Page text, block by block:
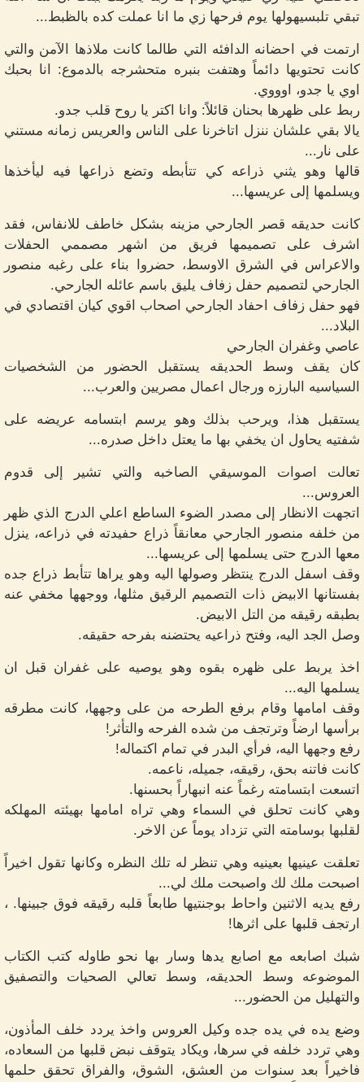
تبقي تلبسيهولها يوم فرحها زي ما انا عملت كده بالظبط...
ارتمت في احضانه الدافئه التي طالما كانت ملاذها الآمن والتي
كانت تحتويها دائماً وهتفت بنبره متحشرجه بالدموع: انا بحبك
اوي يا جدو، اوووي.
ربط على ظهرها بحنان قائلاً: وانا اكتر يا روح قلب جدو.
يالا بقي علشان ننزل اتاخرنا على الناس والعريس زمانه مستني
على نار...
قالها وهو يثني ذراعه كي تتأبطه وتضع ذراعها فيه ليأخذها
ويسلمها إلى عريسها...
كانت حديقه قصر الجارحي مزينه بشكل خاطف للانفاس، فقد
اشرف على تصميمها فريق من اشهر مصممي الحفلات
والاعراس في الشرق الاوسط، حضروا بناء على رغبه منصور
الجارحي لتصميم حفل زفاف يليق باسم عائله الجارحي.
فهو حفل زفاف احفاد الجارحي اصحاب اقوي كيان اقتصادي في
البلاد...
عاصي وغفران الجارحي
كان يقف وسط الحديقه يستقبل الحضور من الشخصيات
السياسيه البارزه ورجال اعمال مصريين والعرب...
يستقبل هذا، ويرحب بذلك وهو يرسم ابتسامه عريضه على
شفتيه يحاول ان يخفي بها ما يعتل داخل صدره...
تعالت اصوات الموسيقي الصاخبه والتي تشير إلى قدوم
العروس...
اتجهت الانظار إلى مصدر الضوء الساطع اعلي الدرج الذي ظهر
من خلفه منصور الجارحي معانقاً ذراع حفيدته في ذراعه، ينزل
معها الدرج حتى يسلمها إلى عريسها...
وقف اسفل الدرج ينتظر وصولها اليه وهو يراها تتأبط ذراع جده
بفستانها الابيض ذات التصميم الرقيق مثلها، ووجهها مخفي عنه
بطبقه رقيقه من التل الابيض.
وصل الجد اليه، وفتح ذراعيه يحتضنه بفرحه حقيقه.
اخذ يربط على ظهره بقوه وهو يوصيه على غفران قبل ان
يسلمها اليه...
وقف امامها وقام برفع الطرحه من على وجهها، كانت مطرقه
برأسها ارضاً وترتجف من شده الفرحه والتأثر!
رفع وجهها اليه، فرأي البدر في تمام اكتماله!
كانت فاتنه بحق، رقيقه، جميله، ناعمه.
اتسعت ابتسامته رغماً عنه انبهاراً بحسنها.
وهي كانت تحلق في السماء وهي تراه امامها بهيئته المهلكه
لقلبها بوسامته التي تزداد يوماً عن الاخر.
تعلقت عينيها بعينيه وهي تنظر له تلك النظره وكانها تقول اخيراً
اصبحت ملك لك واصبحت ملك لي...
رفع يديه الاثنين واحاط بوجنتيها طابعاً قلبه رقيقه فوق جبينها. ،
ارتجف قلبها على اثرها!
شبك اصابعه مع اصابع يدها وسار بها نحو طاوله كتب الكتاب
الموضوعه وسط الحديقه، وسط تعالي الصحيات والتصفيق
والتهليل من الحضور...
وضع يده في يده جده وكيل العروس واخذ يردد خلف المأذون،
وهي تردد خلفه في سرها، ويكاد يتوقف نبض قلبها من السعاده،
فاخيراً بعد سنوات من العشق، الشوق، والفراق تحقق حلمها